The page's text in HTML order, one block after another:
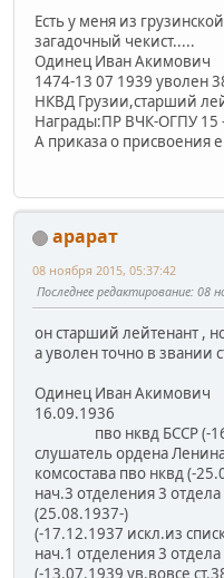
Есть у меня из
загадочный чекист.....
Одинец Иван Акимович
1474-13 07 1939 уволен
НКВД Грузии,старший
Награды:ПР ВЧК-ОГПУ 15
А приказа о присвоения
арарат
08 ноября 2015, 05:37:42
Последнее редактирование: 08
он старший лейтенант ,
а уволен точно в звании
Одинец Иван
16.09.1936
пво нквд БССР (-
слушатель ордена
комсостава пво нквд (-
нач.3 отделения 3
(25.08.1937-)
(-17.12.1937 искл.из
нач.1 отделения 3
(-13.07.1939 ув.вовсе